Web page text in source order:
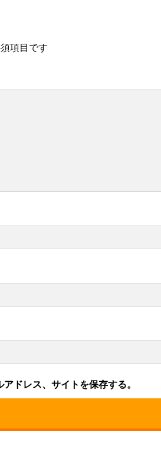
項目です
ドレス、サイトを保存する。